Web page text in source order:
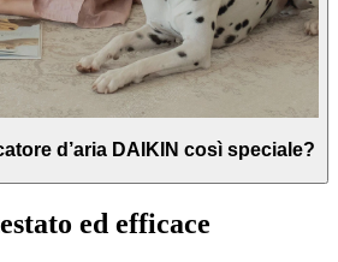
d’aria DAIKIN così speciale?
ed efficace